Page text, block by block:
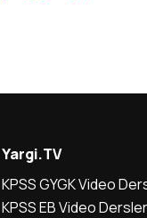
Yargi.TV
KPSS GYGK Video
KPSS EB Video Dersler